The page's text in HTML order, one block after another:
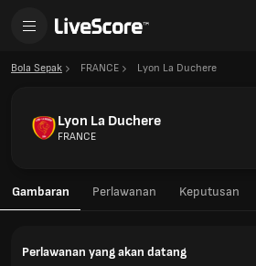
Bola Sepak FRANCE Lyon La Duchere
Lyon La Duchere
FRANCE
Gambaran Perlawanan Keputusan
Perlawanan yang akan datang